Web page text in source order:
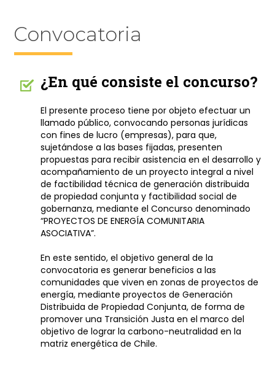
Convocatoria
¿En qué consiste el concurso?
El presente proceso tiene por objeto efectuar un
llamado público, convocando personas jurídicas
con fines de lucro (empresas), para que,
sujetándose a las bases fijadas, presenten
propuestas para recibir asistencia en el desarrollo y
acompañamiento de un proyecto integral a nivel
de factibilidad técnica de generación distribuida
de propiedad conjunta y factibilidad social de
gobernanza, mediante el Concurso denominado
“PROYECTOS DE ENERGÍA COMUNITARIA
ASOCIATIVA”.
En este sentido, el objetivo general de la
convocatoria es generar beneficios a las
comunidades que viven en zonas de proyectos de
energía, mediante proyectos de Generación
Distribuida de Propiedad Conjunta, de forma de
promover una Transición Justa en el marco del
objetivo de lograr la carbono-neutralidad en la
matriz energética de Chile.